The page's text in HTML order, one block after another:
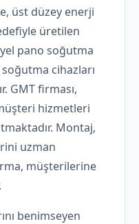
üst düzey enerji
üretilen
pano soğutma
cihazları
GMT firması,
hizmetleri
Montaj,
uzman
müşterilerine
benimseyen